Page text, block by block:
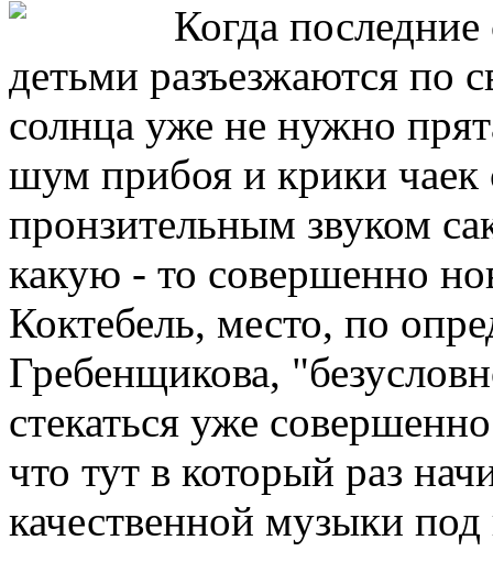
Когда последние
детьми разъезжаются по
солнца уже не нужно
шум прибоя и крики чаек
пронзительным звуком
какую - то совершенно
Коктебель, место, по
Гребенщикова,
стекаться уже
что тут в который раз
качественной музыки